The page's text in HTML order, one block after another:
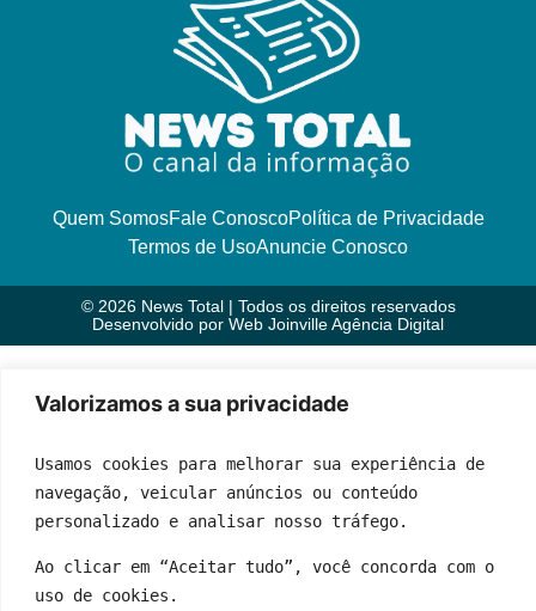
Valorizamos a sua privacidade
Usamos cookies para melhorar sua experiência de
navegação, veicular anúncios ou conteúdo
personalizado e analisar nosso tráfego.
Ao clicar em “Aceitar tudo”, você concorda com o
uso de cookies.
Quem SomosFale ConoscoPolítica de Privacidade
Termos de UsoAnuncie Conosco
© 2026 News Total | Todos os direitos reservados
Desenvolvido por Web Joinville Agência Digital